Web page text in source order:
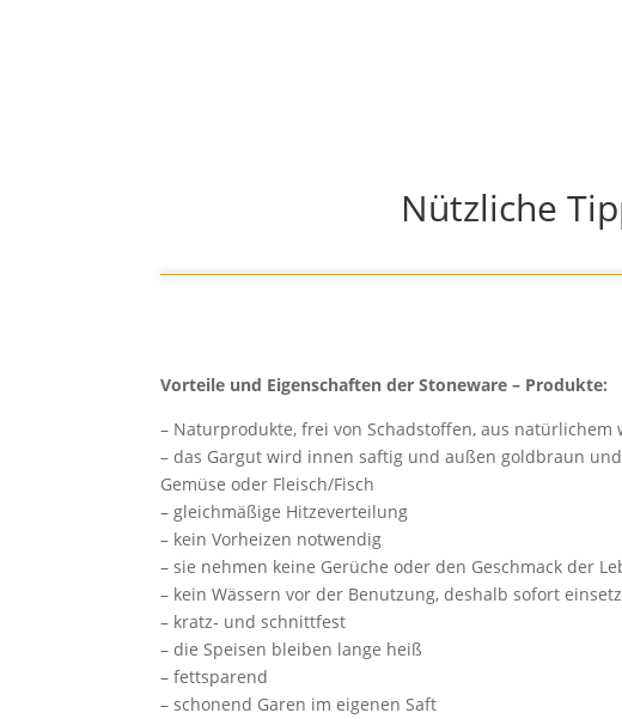
Nützliche
Vorteile und Eigenschaften der Stoneware – Produkte:
– Naturprodukte, frei von Schadstoffen, aus natürlichem
– das Gargut wird innen saftig und außen goldbraun
Gemüse oder Fleisch/Fisch
– gleichmäßige Hitzeverteilung
– kein Vorheizen notwendig
– sie nehmen keine Gerüche oder den Geschmack der
– kein Wässern vor der Benutzung, deshalb sofort
– kratz- und schnittfest
– die Speisen bleiben lange heiß
– fettsparend
– schonend Garen im eigenen Saft